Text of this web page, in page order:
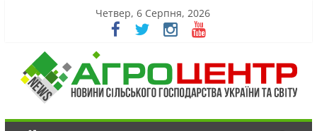
Четвер, 6 Серпня, 2026